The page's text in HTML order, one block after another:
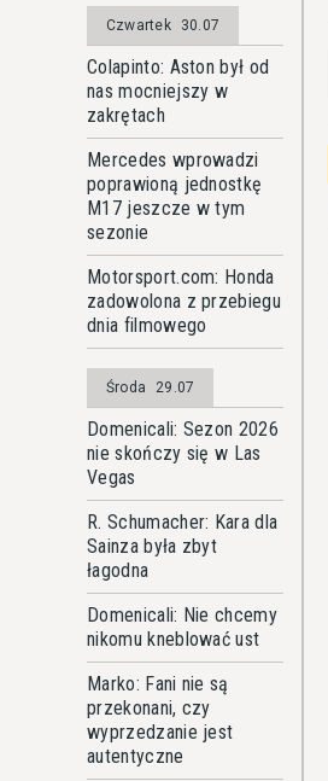
Czwartek 30.07
Colapinto: Aston był od
nas mocniejszy w
zakrętach
Mercedes wprowadzi
poprawioną jednostkę
M17 jeszcze w tym
sezonie
Motorsport.com: Honda
zadowolona z przebiegu
dnia filmowego
Środa 29.07
Domenicali: Sezon 2026
nie skończy się w Las
Vegas
R. Schumacher: Kara dla
Sainza była zbyt
łagodna
Domenicali: Nie chcemy
nikomu kneblować ust
Marko: Fani nie są
przekonani, czy
wyprzedzanie jest
autentyczne